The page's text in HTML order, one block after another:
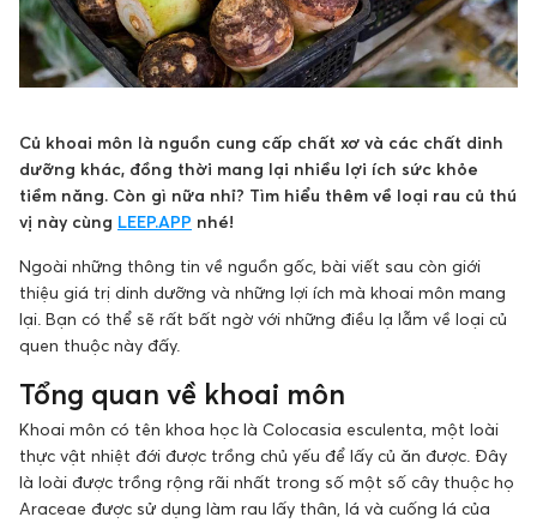
Củ khoai môn là nguồn cung cấp chất xơ và các chất dinh
dưỡng khác, đồng thời mang lại nhiều lợi ích sức khỏe
tiềm năng. Còn gì nữa nhỉ? Tìm hiểu thêm về loại rau củ thú
vị này cùng LEEP.APP nhé!
Ngoài những thông tin về nguồn gốc, bài viết sau còn giới
thiệu giá trị dinh dưỡng và những lợi ích mà khoai môn mang
lại. Bạn có thể sẽ rất bất ngờ với những điều lạ lẫm về loại củ
quen thuộc này đấy.
Tổng quan về khoai môn
Khoai môn có tên khoa học là Colocasia esculenta, một loài
thực vật nhiệt đới được trồng chủ yếu để lấy củ ăn được. Đây
là loài được trồng rộng rãi nhất trong số một số cây thuộc họ
Araceae được sử dụng làm rau lấy thân, lá và cuống lá của